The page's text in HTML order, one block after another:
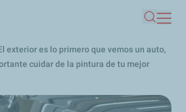
contenido
principal
Buscar
exterior es lo primero que vemos un auto,
cuidar de la pintura de tu mejor